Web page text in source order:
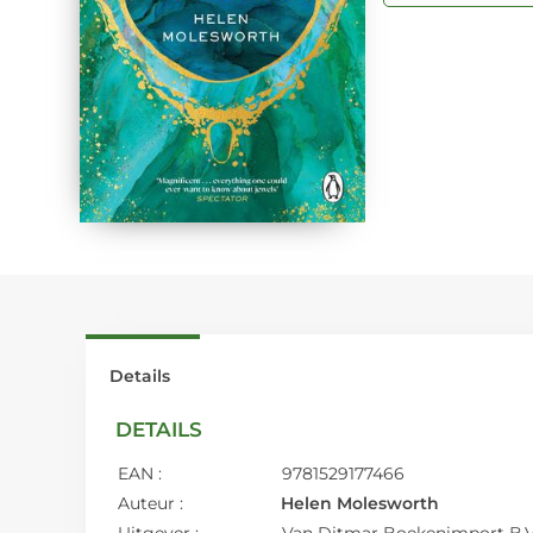
Details
DETAILS
EAN :
9781529177466
Auteur :
Helen Molesworth